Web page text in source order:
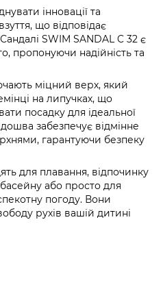
інновації та
що відповідає
SWIM SANDAL C 32 є
пропонуючи надійність та
міцний верх, який
на липучках, що
посадку для ідеальної
забезпечує відмінне
гарантуючи безпеку
для плавання, відпочинку
або просто для
погоду. Вони
рухів вашій дитині